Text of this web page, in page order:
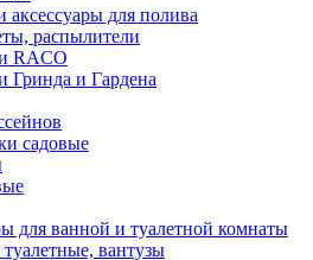
для полива
распылители
RACO
Гринда и Гардена
садовые
для ванной и туалетной комнаты
вантузы